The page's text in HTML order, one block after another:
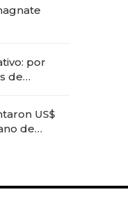
por
de
US$
de